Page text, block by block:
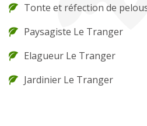
Tonte et réfection de
Paysagiste Le Tranger
Elagueur Le Tranger
Jardinier Le Tranger